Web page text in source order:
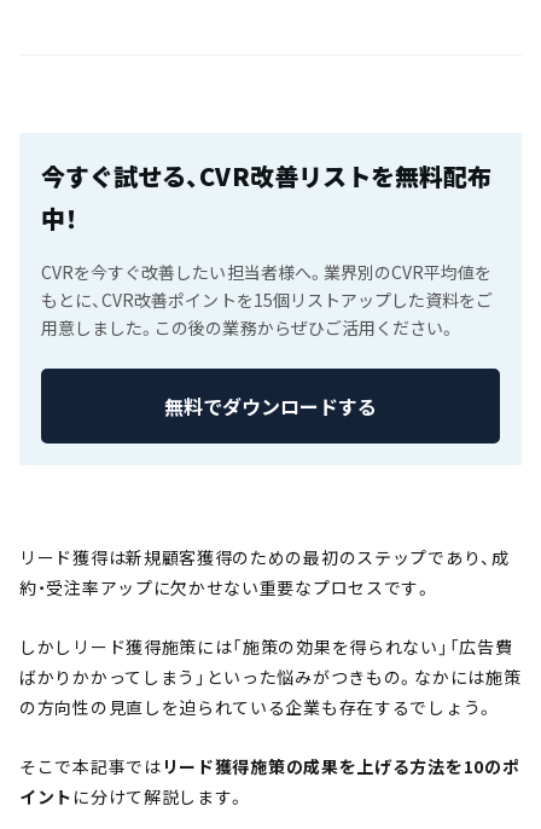
今すぐ試せる、CVR改善リストを無料配布
中！
CVRを今すぐ改善したい担当者様へ。業界別のCVR平均値を
もとに、CVR改善ポイントを15個リストアップした資料をご
用意しました。この後の業務からぜひご活用ください。
無料でダウンロードする
リード獲得は新規顧客獲得のための最初のステップであり、成
約・受注率アップに欠かせない重要なプロセスです。
しかしリード獲得施策には「施策の効果を得られない」「広告費
ばかりかかってしまう」といった悩みがつきもの。なかには施策
の方向性の見直しを迫られている企業も存在するでしょう。
そこで本記事では リード獲得施策の成果を上げる方法を10のポ
イント に分けて解説します。